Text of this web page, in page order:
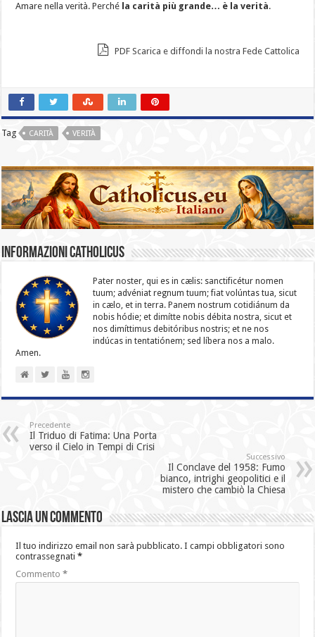
Amare nella verità. Perché la carità più grande… è la verità.
PDF Scarica e diffondi la nostra Fede Cattolica
Tag CARITÀ VERITÀ
Informazioni catholicus
Pater noster, qui es in cælis: sanc­ti­ficétur nomen
tuum; advéniat regnum tuum; fiat volúntas tua, sicut
in cælo, et in terra. Panem nostrum cotidiánum da
nobis hódie; et dimítte nobis débita nostra, sicut et
nos dimíttimus debitóribus nostris; et ne nos
indúcas in ten­ta­tiónem; sed líbera nos a malo.
Amen.
Precedente
Il Triduo di Fatima: Una Porta
verso il Cielo in Tempi di Crisi
Successivo
Il Conclave del 1958: Fumo
bianco, intrighi geopolitici e il
mistero che cambiò la Chiesa
Lascia un commento
Il tuo indirizzo email non sarà pubblicato. I campi obbligatori sono
contrassegnati*
Commento*